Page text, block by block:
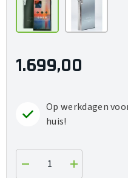
1.699,00
Op werkdagen
huis!
Verlaag
Verhoog